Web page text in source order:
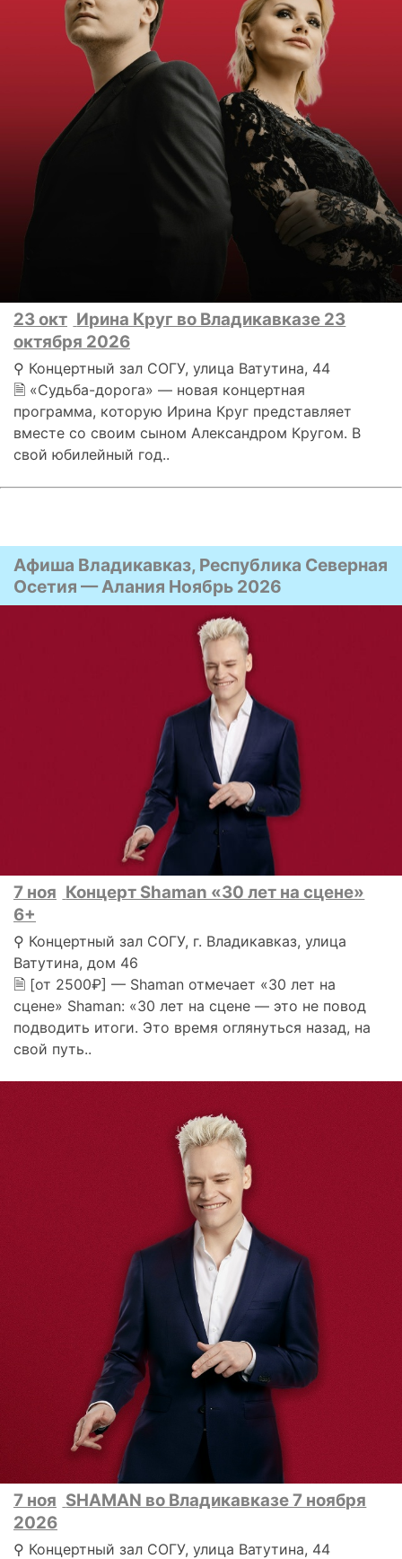
23 окт Ирина Круг во Владикавказе 23
октября 2026
⚲ Концертный зал СОГУ, улица Ватутина, 44
🗎 «Судьба-дорога» — новая концертная
программа, которую Ирина Круг представляет
вместе со своим сыном Александром Кругом. В
свой юбилейный год..
Афиша Владикавказ, Республика Северная
Осетия — Алания Ноябрь 2026
7 ноя Концерт Shaman «30 лет на сцене»
6+
⚲ Концертный зал СОГУ, г. Владикавказ, улица
Ватутина, дом 46
🗎 [от 2500₽] — Shaman отмечает «30 лет на
сцене» Shaman: «30 лет на сцене — это не повод
подводить итоги. Это время оглянуться назад, на
свой путь..
7 ноя SHAMAN во Владикавказе 7 ноября
2026
⚲ Концертный зал СОГУ, улица Ватутина, 44